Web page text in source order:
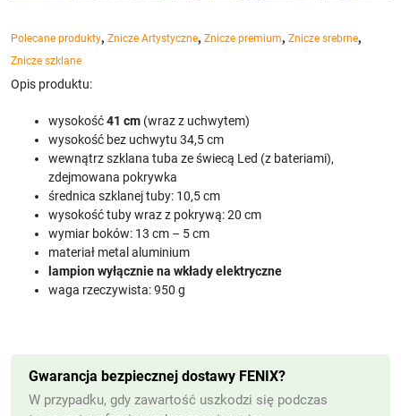
Polecane produkty, Znicze Artystyczne, Znicze premium, Znicze srebrne,
Znicze szklane
Opis produktu:
wysokość41 cm (wraz z uchwytem)
wysokość bez uchwytu 34,5 cm
wewnątrz szklana tuba ze świecą Led (z bateriami),
zdejmowana pokrywka
średnica szklanej tuby: 10,5 cm
wysokość tuby wraz z pokrywą: 20 cm
wymiar boków: 13 cm – 5 cm
materiał metal aluminium
lampion wyłącznie na wkłady elektryczne
waga rzeczywista: 950 g
Gwarancja bezpiecznej dostawy FENIX?
W przypadku, gdy zawartość uszkodzi się podczas